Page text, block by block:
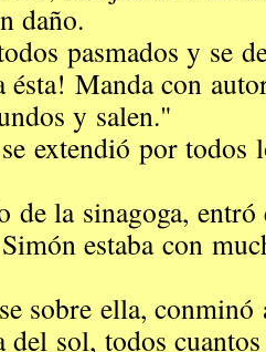
daño.
pasmados y se
ésta! Manda con
y salen."
extendió por todos
de la sinagoga,
estaba con
sobre ella, conminó
del sol, todos